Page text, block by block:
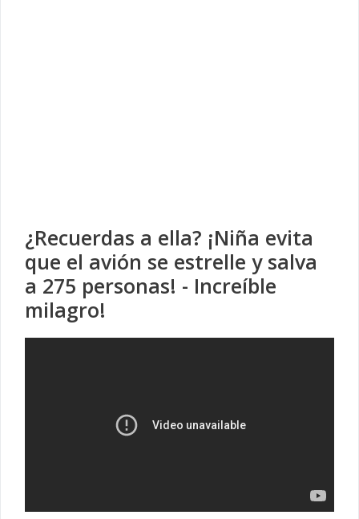
¿Recuerdas a ella? ¡Niña evita
que el avión se estrelle y salva
a 275 personas! - Increíble
milagro!